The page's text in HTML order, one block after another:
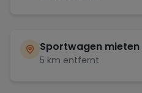
Sportwagen mieten
5 km entfernt